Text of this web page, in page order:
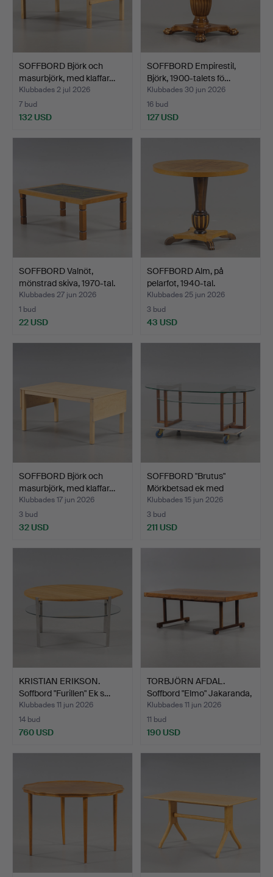
SOFFBORD Björk och
masurbjörk, med klaffar…
Klubbades 2 jul 2026
7 bud
132 USD
SOFFBORD Empirestil,
Björk, 1900-talets fö…
Klubbades 30 jun 2026
16 bud
127 USD
SOFFBORD Valnöt,
mönstrad skiva, 1970-tal.
Klubbades 27 jun 2026
1 bud
22 USD
SOFFBORD Alm, på
pelarfot, 1940-tal.
Klubbades 25 jun 2026
3 bud
43 USD
SOFFBORD Björk och
masurbjörk, med klaffar…
Klubbades 17 jun 2026
3 bud
32 USD
SOFFBORD "Brutus"
Mörkbetsad ek med
glassk…
Klubbades 15 jun 2026
3 bud
211 USD
KRISTIAN ERIKSON.
Soffbord "Furillen" Ek s…
Klubbades 11 jun 2026
14 bud
760 USD
TORBJÖRN AFDAL.
Soffbord "Elmo" Jakaranda,
…
Klubbades 11 jun 2026
11 bud
190 USD